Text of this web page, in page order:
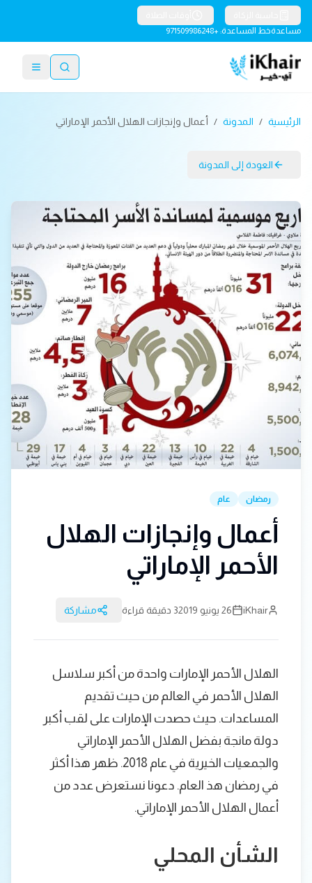
مساعدةخط المساعدة: +971509986248
الرئيسية / المدونة / أعمال وإنجازات الهلال الأحمر الإماراتي
العودة إلى المدونة
رمضان عام
أعمال وإنجازات الهلال
الأحمر الإماراتي
iKhair 26 يونيو 2019 3 دقيقة قراءة مشاركة
الهلال الأحمر الإمارات واحدة من أكبر سلاسل
الهلال الأحمر في العالم من حيث تقديم
المساعدات. حيث حصدت الإمارات على لقب أكبر
دولة مانجة بفضل الهلال الأحمر الإماراتي
والجمعيات الخيرية في عام 2018. ظهر هذا أكثر
في رمضان هذ العام. دعونا نستعرض عدد من
أعمال الهلال الأحمر الإماراتي.
الشأن المحلي